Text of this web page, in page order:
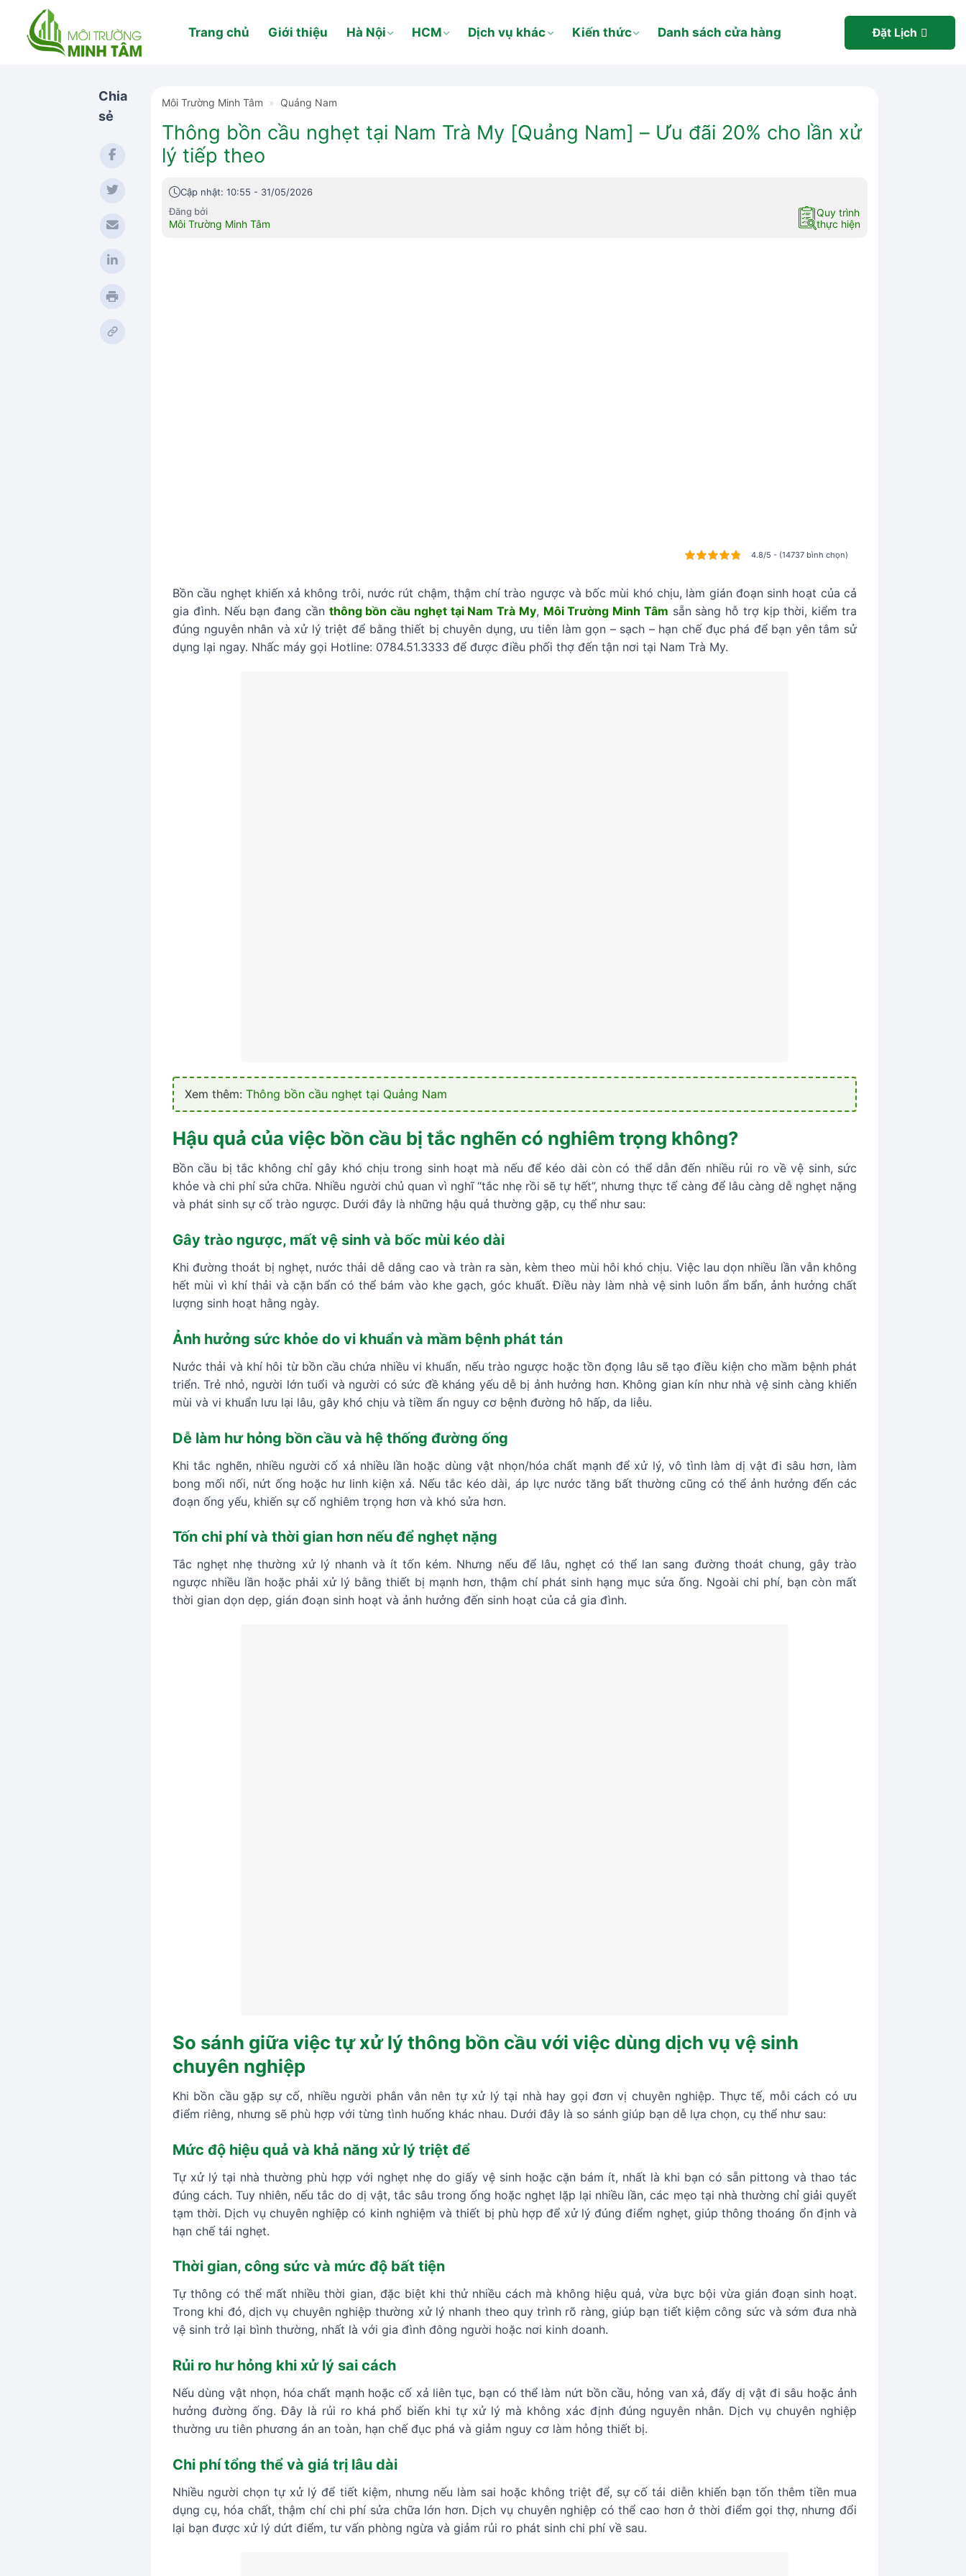
content
Trang chủ Giới thiệu Hà Nội HCM Dịch vụ khác Kiến thức Danh sách cửa hàng Đặt Lịch
Chia
sẻ
Môi Trường Minh Tâm » Quảng Nam
Thông bồn cầu nghẹt tại Nam Trà My [Quảng Nam] – Ưu đãi 20% cho lần xử
lý tiếp theo
Cập nhật: 10:55 - 31/05/2026
Đăng bởi
Môi Trường Minh Tâm
Quy trình
thực hiện
4.8/5 - (14737 bình chọn)
Bồn cầu nghẹt khiến xả không trôi, nước rút chậm, thậm chí trào ngược và bốc mùi khó chịu, làm gián đoạn sinh hoạt của cả
gia đình. Nếu bạn đang cần thông bồn cầu nghẹt tại Nam Trà My, Môi Trường Minh Tâm sẵn sàng hỗ trợ kịp thời, kiểm tra
đúng nguyên nhân và xử lý triệt để bằng thiết bị chuyên dụng, ưu tiên làm gọn – sạch – hạn chế đục phá để bạn yên tâm sử
dụng lại ngay. Nhấc máy gọi Hotline: 0784.51.3333 để được điều phối thợ đến tận nơi tại Nam Trà My.
Xem thêm: Thông bồn cầu nghẹt tại Quảng Nam
Hậu quả của việc bồn cầu bị tắc nghẽn có nghiêm trọng không?
Bồn cầu bị tắc không chỉ gây khó chịu trong sinh hoạt mà nếu để kéo dài còn có thể dẫn đến nhiều rủi ro về vệ sinh, sức
khỏe và chi phí sửa chữa. Nhiều người chủ quan vì nghĩ “tắc nhẹ rồi sẽ tự hết”, nhưng thực tế càng để lâu càng dễ nghẹt nặng
và phát sinh sự cố trào ngược. Dưới đây là những hậu quả thường gặp, cụ thể như sau:
Gây trào ngược, mất vệ sinh và bốc mùi kéo dài
Khi đường thoát bị nghẹt, nước thải dễ dâng cao và tràn ra sàn, kèm theo mùi hôi khó chịu. Việc lau dọn nhiều lần vẫn không
hết mùi vì khí thải và cặn bẩn có thể bám vào khe gạch, góc khuất. Điều này làm nhà vệ sinh luôn ẩm bẩn, ảnh hưởng chất
lượng sinh hoạt hằng ngày.
Ảnh hưởng sức khỏe do vi khuẩn và mầm bệnh phát tán
Nước thải và khí hôi từ bồn cầu chứa nhiều vi khuẩn, nếu trào ngược hoặc tồn đọng lâu sẽ tạo điều kiện cho mầm bệnh phát
triển. Trẻ nhỏ, người lớn tuổi và người có sức đề kháng yếu dễ bị ảnh hưởng hơn. Không gian kín như nhà vệ sinh càng khiến
mùi và vi khuẩn lưu lại lâu, gây khó chịu và tiềm ẩn nguy cơ bệnh đường hô hấp, da liễu.
Dễ làm hư hỏng bồn cầu và hệ thống đường ống
Khi tắc nghẽn, nhiều người cố xả nhiều lần hoặc dùng vật nhọn/hóa chất mạnh để xử lý, vô tình làm dị vật đi sâu hơn, làm
bong mối nối, nứt ống hoặc hư linh kiện xả. Nếu tắc kéo dài, áp lực nước tăng bất thường cũng có thể ảnh hưởng đến các
đoạn ống yếu, khiến sự cố nghiêm trọng hơn và khó sửa hơn.
Tốn chi phí và thời gian hơn nếu để nghẹt nặng
Tắc nghẹt nhẹ thường xử lý nhanh và ít tốn kém. Nhưng nếu để lâu, nghẹt có thể lan sang đường thoát chung, gây trào
ngược nhiều lần hoặc phải xử lý bằng thiết bị mạnh hơn, thậm chí phát sinh hạng mục sửa ống. Ngoài chi phí, bạn còn mất
thời gian dọn dẹp, gián đoạn sinh hoạt và ảnh hưởng đến sinh hoạt của cả gia đình.
So sánh giữa việc tự xử lý thông bồn cầu với việc dùng dịch vụ vệ sinh
chuyên nghiệp
Khi bồn cầu gặp sự cố, nhiều người phân vân nên tự xử lý tại nhà hay gọi đơn vị chuyên nghiệp. Thực tế, mỗi cách có ưu
điểm riêng, nhưng sẽ phù hợp với từng tình huống khác nhau. Dưới đây là so sánh giúp bạn dễ lựa chọn, cụ thể như sau:
Mức độ hiệu quả và khả năng xử lý triệt để
Tự xử lý tại nhà thường phù hợp với nghẹt nhẹ do giấy vệ sinh hoặc cặn bám ít, nhất là khi bạn có sẵn pittong và thao tác
đúng cách. Tuy nhiên, nếu tắc do dị vật, tắc sâu trong ống hoặc nghẹt lặp lại nhiều lần, các mẹo tại nhà thường chỉ giải quyết
tạm thời. Dịch vụ chuyên nghiệp có kinh nghiệm và thiết bị phù hợp để xử lý đúng điểm nghẹt, giúp thông thoáng ổn định và
hạn chế tái nghẹt.
Thời gian, công sức và mức độ bất tiện
Tự thông có thể mất nhiều thời gian, đặc biệt khi thử nhiều cách mà không hiệu quả, vừa bực bội vừa gián đoạn sinh hoạt.
Trong khi đó, dịch vụ chuyên nghiệp thường xử lý nhanh theo quy trình rõ ràng, giúp bạn tiết kiệm công sức và sớm đưa nhà
vệ sinh trở lại bình thường, nhất là với gia đình đông người hoặc nơi kinh doanh.
Rủi ro hư hỏng khi xử lý sai cách
Nếu dùng vật nhọn, hóa chất mạnh hoặc cố xả liên tục, bạn có thể làm nứt bồn cầu, hỏng van xả, đẩy dị vật đi sâu hoặc ảnh
hưởng đường ống. Đây là rủi ro khá phổ biến khi tự xử lý mà không xác định đúng nguyên nhân. Dịch vụ chuyên nghiệp
thường ưu tiên phương án an toàn, hạn chế đục phá và giảm nguy cơ làm hỏng thiết bị.
Chi phí tổng thể và giá trị lâu dài
Nhiều người chọn tự xử lý để tiết kiệm, nhưng nếu làm sai hoặc không triệt để, sự cố tái diễn khiến bạn tốn thêm tiền mua
dụng cụ, hóa chất, thậm chí chi phí sửa chữa lớn hơn. Dịch vụ chuyên nghiệp có thể cao hơn ở thời điểm gọi thợ, nhưng đổi
lại bạn được xử lý dứt điểm, tư vấn phòng ngừa và giảm rủi ro phát sinh chi phí về sau.